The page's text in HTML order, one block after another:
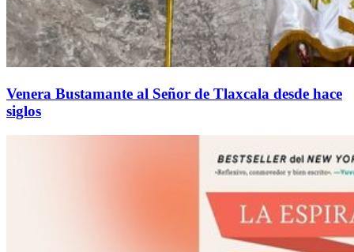
Venera Bustamante al Señor de Tlaxcala desde hace
siglos